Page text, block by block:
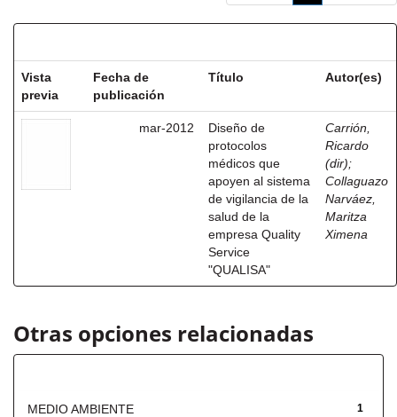
Vista
previa
Fecha de
publicación
Título Autor(es)
mar-2012
Diseño de
protocolos
médicos que
apoyen al sistema
de vigilancia de la
salud de la
empresa Quality
Service
"QUALISA"
Carrión,
Ricardo
(dir);
Collaguazo
Narváez,
Maritza
Ximena
Otras opciones relacionadas
1
MEDIO AMBIENTE